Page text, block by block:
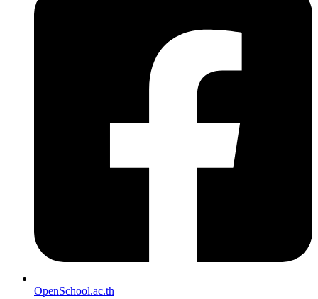
OpenSchool.ac.th